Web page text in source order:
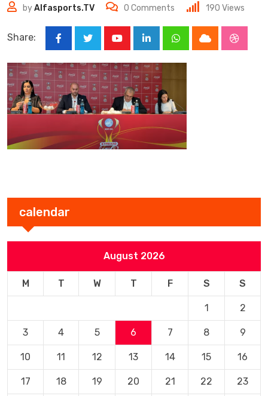
byAlfasports.TV 0 Comments 190 Views
Share:
LinkedInWhatsappCloud
calendar
August 2026
M T W T F S S
1 2
3 4 5 6 7 8 9
10 11 12 13 14 15 16
17 18 19 20 21 22 23